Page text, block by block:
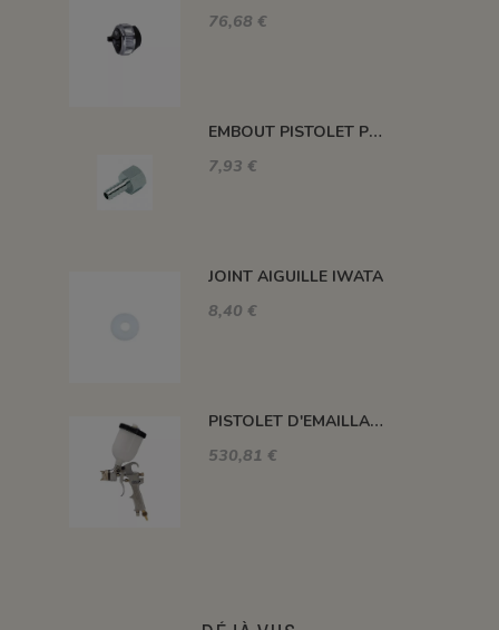
76,68 €
EMBOUT PISTOLET POUR RACCORD TUYAU - EMBHS25
7,93 €
JOINT AIGUILLE IWATA
8,40 €
PISTOLET D'EMAILLAGE PERFEKT-4 GRAVITE 500 ML
530,81 €